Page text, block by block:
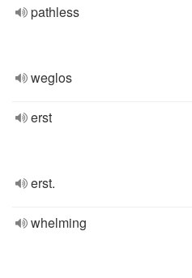
pathless
weglos
erst
erst.
whelming